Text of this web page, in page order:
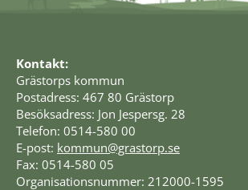
Kontakt:
Grästorps kommun
Postadress: 467 80 Grästorp
Besöksadress: Jon Jespersg. 28
Telefon: 0514-580 00
E-post: kommun@grastorp.se
Fax: 0514-580 05
Organisationsnummer: 212000-1595